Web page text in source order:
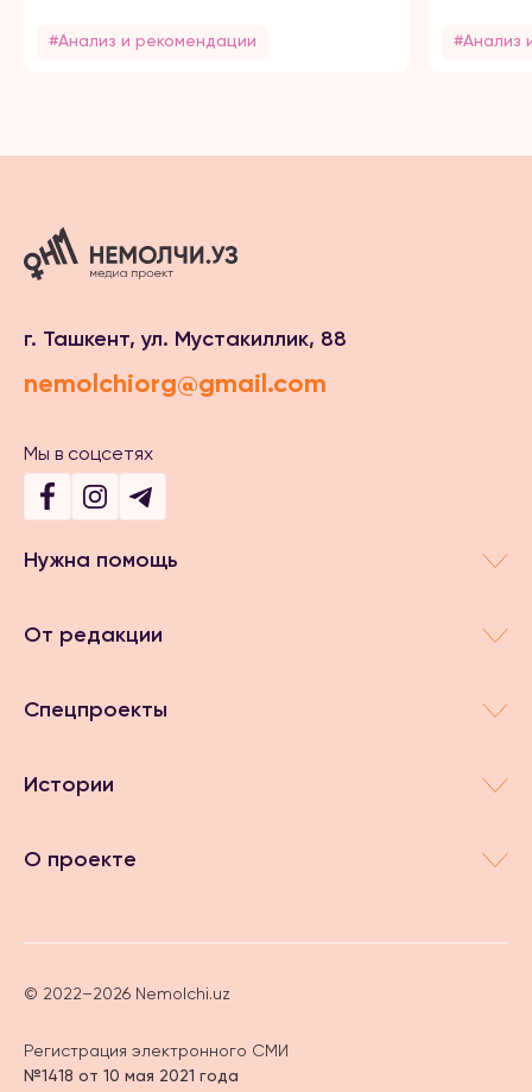
#Анализ и рекомендации #Анализ
г. Ташкент, ул. Мустакиллик, 88
nemolchiorg@gmail.com
Мы в соцсетях
Нужна помощь
От редакции
Спецпроекты
Истории
О проекте
© 2022–2026 Nemolchi.uz
Регистрация электронного СМИ
№1418 от 10 мая 2021 года